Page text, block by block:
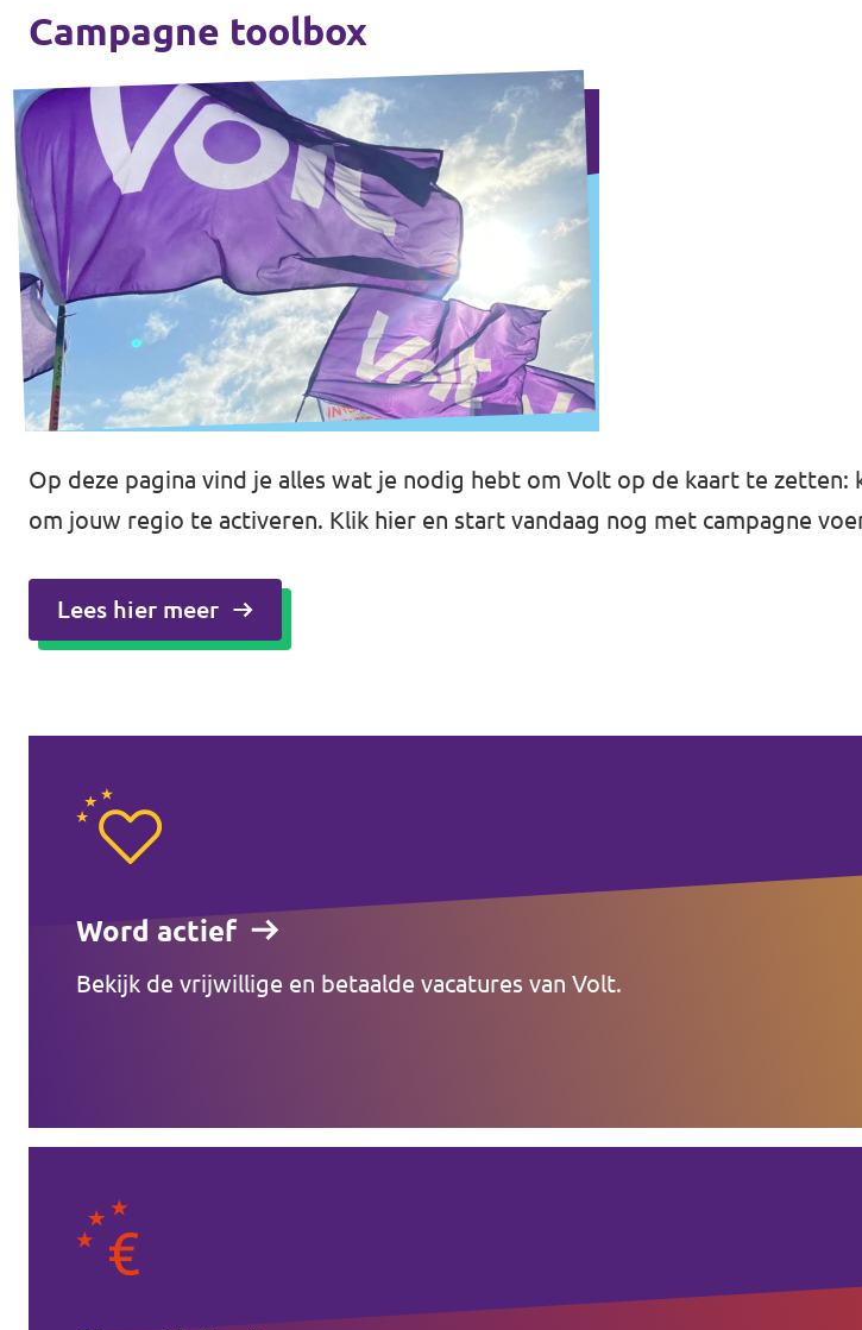
Campagne toolbox
Op deze pagina vind je alles wat je nodig hebt om Volt op de kaart te
om jouw regio te activeren. Klik hier en start vandaag nog met campagne
Lees hier meer
Word actief
Bekijk de vrijwillige en betaalde vacatures van Volt.